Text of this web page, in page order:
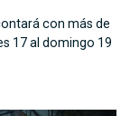
con más de
17 al domingo 19